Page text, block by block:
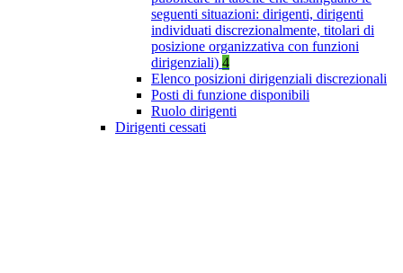
seguenti situazioni: dirigenti, dirigenti
individuati discrezionalmente, titolari di
posizione organizzativa con funzioni
dirigenziali) 4
Elenco posizioni dirigenziali discrezionali
Posti di funzione disponibili
Ruolo dirigenti
Dirigenti cessati